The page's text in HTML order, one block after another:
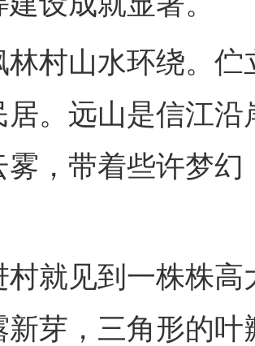
山水环绕。伫
居。远山是信江
雾，带着些许梦
见到一株株高
新芽，三角形的